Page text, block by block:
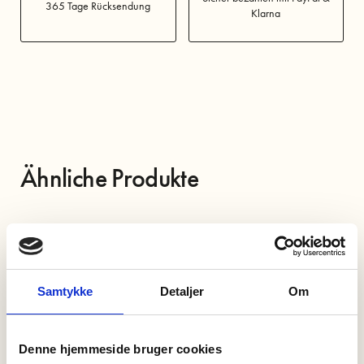
Samtykke Detaljer Om
Denne hjemmeside bruger cookies
365 Tage Rücksendung
Klarna
Ähnliche Produkte
30%